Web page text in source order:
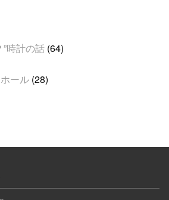
時計の話 (64)
ール (28)